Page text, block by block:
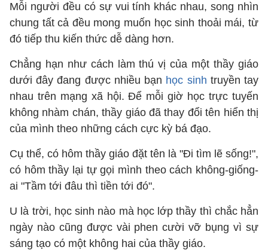
Mỗi người đều có sự vui tính khác nhau, song nhìn
chung tất cả đều mong muốn học sinh thoải mái, từ
đó tiếp thu kiến thức dễ dàng hơn.
Chẳng hạn như cách làm thú vị của một thầy giáo
dưới đây đang được nhiều bạn học sinh truyền tay
nhau trên mạng xã hội. Để mỗi giờ học trực tuyến
không nhàm chán, thầy giáo đã thay đổi tên hiển thị
của mình theo những cách cực kỳ bá đạo.
Cụ thể, có hôm thầy giáo đặt tên là "Đi tìm lẽ sống!",
có hôm thầy lại tự gọi mình theo cách không-giống-
ai "Tầm tới đâu thì tiền tới đó".
U là trời, học sinh nào mà học lớp thầy thì chắc hẳn
ngày nào cũng được vài phen cười vỡ bụng vì sự
sáng tạo có một không hai của thầy giáo.